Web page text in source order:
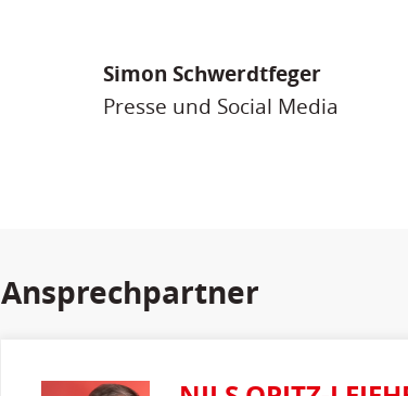
Simon Schwerdtfeger
Presse und Social Media
Ansprechpartner